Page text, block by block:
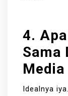
4.
Sama
Idealnya